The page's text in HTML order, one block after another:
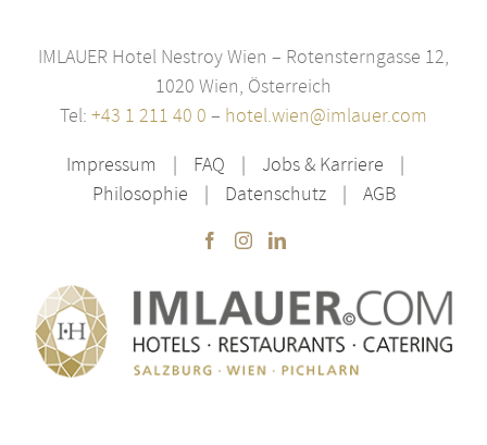
IMLAUER Hotel Nestroy Wien – Rotensterngasse 12,
1020 Wien, Österreich
Tel: +43 1 211 40 0 – hotel.wien@imlauer.com
Impressum
FAQ
Jobs & Karriere
Philosophie
Datenschutz AGB